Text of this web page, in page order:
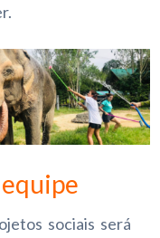
sociais será